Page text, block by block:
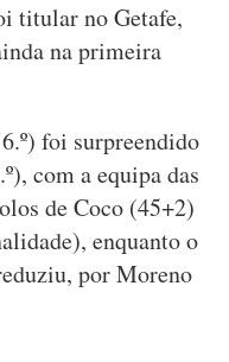
titular no Getafe,
na primeira
foi surpreendido
com a equipa das
de Coco (45+2)
enquanto o
por Moreno